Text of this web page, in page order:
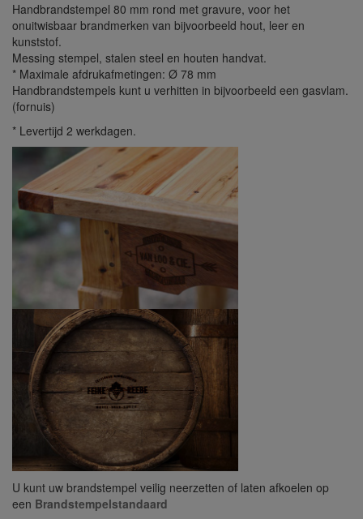
Handbrandstempel 80 mm rond met gravure, voor het
onuitwisbaar brandmerken van bijvoorbeeld hout, leer en
kunststof.
Messing stempel, stalen steel en houten handvat.
* Maximale afdrukafmetingen: Ø 78 mm
Handbrandstempels kunt u verhitten in bijvoorbeeld een gasvlam.
(fornuis)
* Levertijd 2 werkdagen.
U kunt uw brandstempel veilig neerzetten of laten afkoelen op
een Brandstempelstandaard